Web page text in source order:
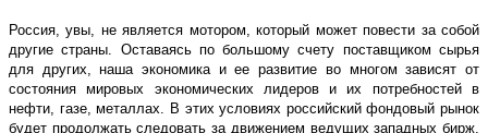
Россия, увы, не является мотором, который может повести за собой
другие страны. Оставаясь по большому счету поставщиком сырья
для других, наша экономика и ее развитие во многом зависят от
состояния мировых экономических лидеров и их потребностей в
нефти, газе, металлах. В этих условиях российский фондовый рынок
будет продолжать следовать за движением ведущих западных бирж,